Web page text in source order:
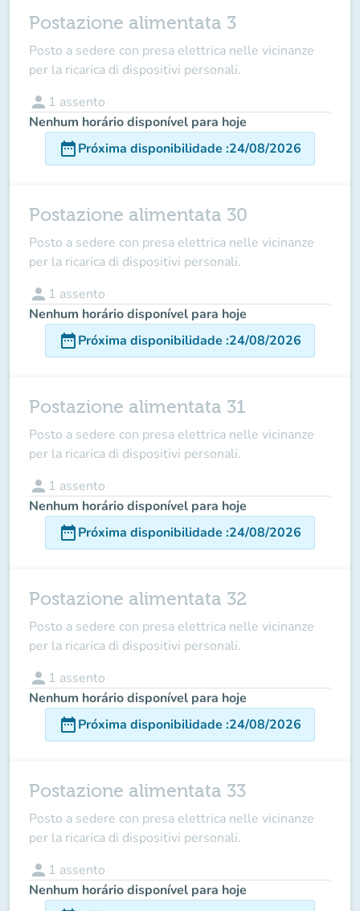
Postazione alimentata 3
Posto a sedere con presa elettrica nelle vicinanze
per la ricarica di dispositivi personali.
person 1 assento
Nenhum horário disponível para hoje
date_rangePróxima disponibilidade :24/08/2026
Postazione alimentata 30
Posto a sedere con presa elettrica nelle vicinanze
per la ricarica di dispositivi personali.
person 1 assento
Nenhum horário disponível para hoje
date_rangePróxima disponibilidade :24/08/2026
Postazione alimentata 31
Posto a sedere con presa elettrica nelle vicinanze
per la ricarica di dispositivi personali.
person 1 assento
Nenhum horário disponível para hoje
date_rangePróxima disponibilidade :24/08/2026
Postazione alimentata 32
Posto a sedere con presa elettrica nelle vicinanze
per la ricarica di dispositivi personali.
person 1 assento
Nenhum horário disponível para hoje
date_rangePróxima disponibilidade :24/08/2026
Postazione alimentata 33
Posto a sedere con presa elettrica nelle vicinanze
per la ricarica di dispositivi personali.
person 1 assento
Nenhum horário disponível para hoje